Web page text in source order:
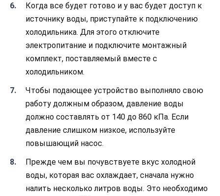
Когда все будет готово и у вас будет доступ к
источнику воды, приступайте к подключению
холодильника. Для этого отключите
электропитание и подключите монтажный
комплект, поставляемый вместе с
холодильником.
Чтобы подающее устройство выполняло свою
работу должным образом, давление воды
должно составлять от 140 до 860 кПа. Если
давление слишком низкое, используйте
повышающий насос.
Прежде чем вы почувствуете вкус холодной
воды, которая вас охлаждает, сначала нужно
налить несколько литров воды. Это необходимо